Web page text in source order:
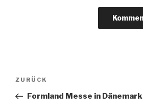
Beitragsnavigation
Vorheriger
Beitrag
ZURÜCK
Formland Messe in Dänemark